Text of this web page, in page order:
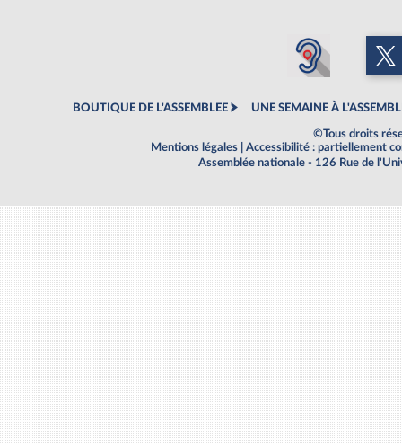
BOUTIQUE DE L'ASSEMBLEE UNE SEMAINE À
©Tous droits
Mentions légales
Accessibilité : partiellement
Assemblée nationale - 126 Rue de